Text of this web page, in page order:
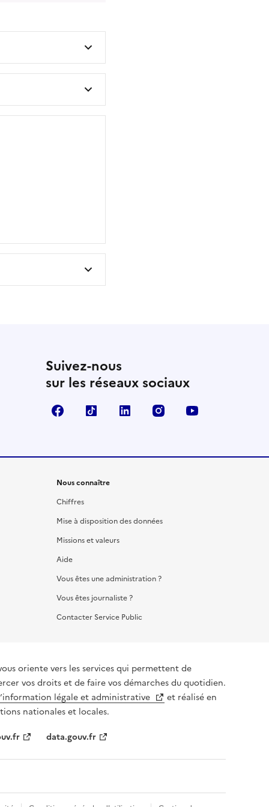
Suivez-nous
sur les réseaux sociaux
FacebookTikTok LinkedIn Instagram
Nous connaître
Chiffres
Mise à disposition des données
Missions et valeurs
Aide
Vous êtes une administration ?
Vous êtes journaliste ?
Contacter Service Public
oriente vers les services qui permettent de
vos droits et de faire vos démarches du quotidien.
légale et administrative
et réalisé en
nationales et locales.
data.gouv.fr